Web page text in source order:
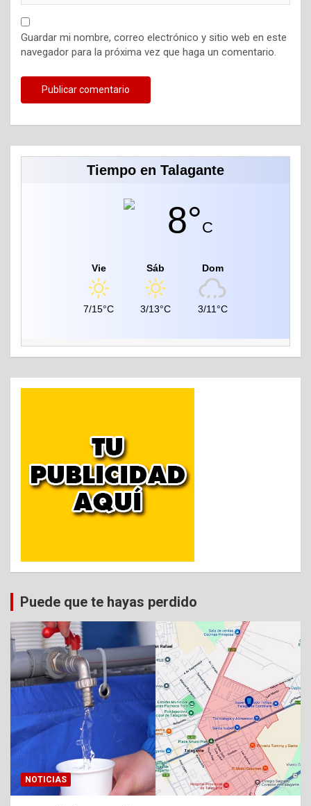
Guardar mi nombre, correo electrónico y sitio web en este
navegador para la próxima vez que haga un comentario.
Tiempo en Talagante
8°C
Vie
7/15°C
Sáb
3/13°C
Dom
3/11°C
Puede que te hayas perdido
NOTICIAS